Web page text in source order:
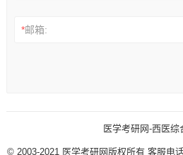
*邮箱:
医学考研网-西医综
© 2003-2021 医学考研网版权所有 客服电